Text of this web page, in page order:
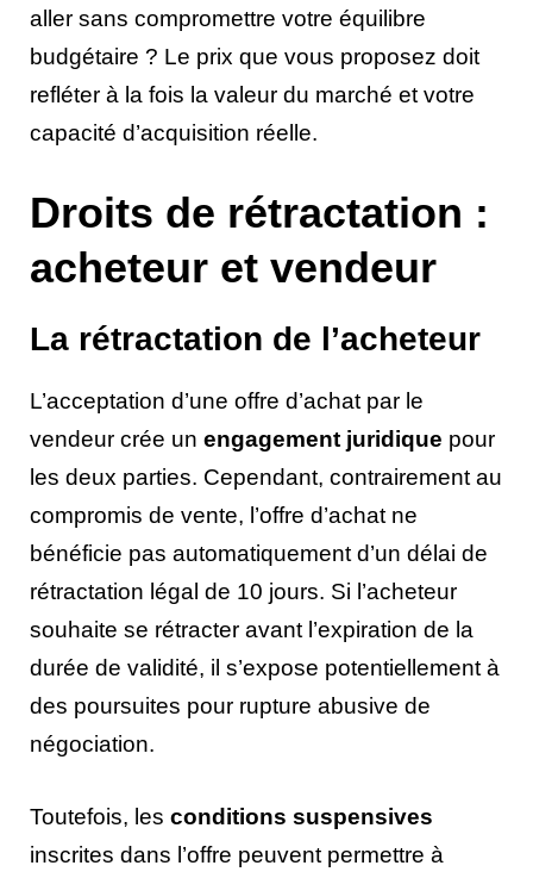
aller sans compromettre votre équilibre
budgétaire ? Le prix que vous proposez doit
refléter à la fois la valeur du marché et votre
capacité d’acquisition réelle.
Droits de rétractation :
acheteur et vendeur
La rétractation de l’acheteur
L’acceptation d’une offre d’achat par le
vendeur crée un engagement juridique pour
les deux parties. Cependant, contrairement au
compromis de vente, l’offre d’achat ne
bénéficie pas automatiquement d’un délai de
rétractation légal de 10 jours. Si l’acheteur
souhaite se rétracter avant l’expiration de la
durée de validité, il s’expose potentiellement à
des poursuites pour rupture abusive de
négociation.
Toutefois, les conditions suspensives
inscrites dans l’offre peuvent permettre à